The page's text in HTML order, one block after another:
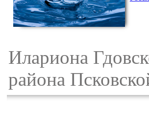
Илариона
района